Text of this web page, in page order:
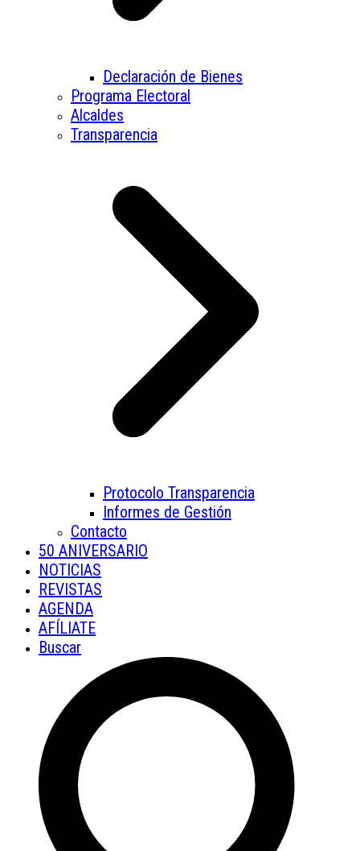
Declaración de Bienes
Programa Electoral
Alcaldes
Transparencia
Protocolo Transparencia
Informes de Gestión
Contacto
50 ANIVERSARIO
NOTICIAS
REVISTAS
AGENDA
AFÍLIATE
Buscar